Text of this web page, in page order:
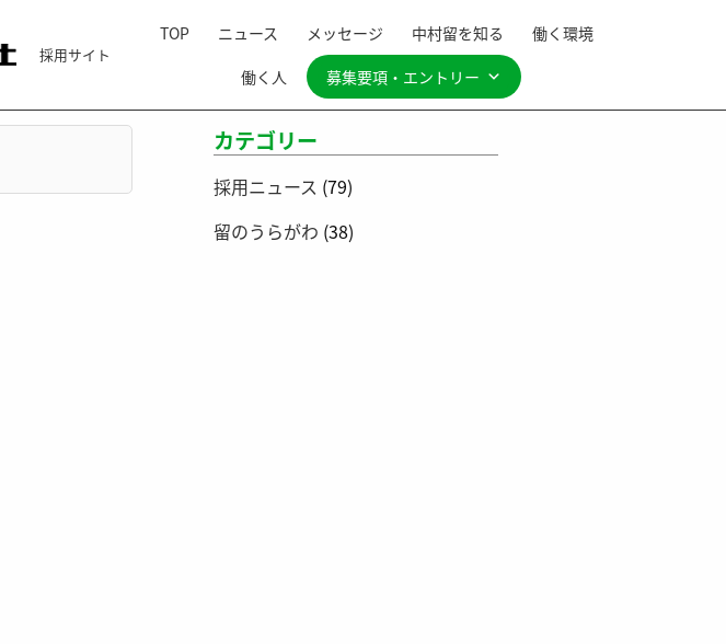
採用サイト
TOP ニュース メッセージ 中村留を知る
働く環境
働く人
募集要項・エントリー
カテゴリー
採用ニュース (79)
留のうらがわ (38)